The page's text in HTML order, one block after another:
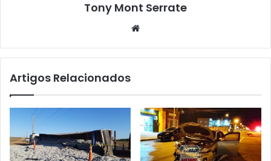
Tony Mont Serrate
te
Artigos Relacionados